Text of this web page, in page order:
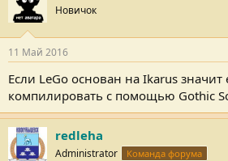
Новичок
11 Май 2016
Если LeGo основан на Ikarus
компилировать с помощью Gothic
redleha
Administrator Команда форума